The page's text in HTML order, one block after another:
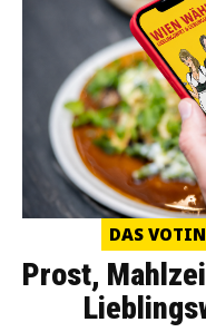
DAS
Prost,